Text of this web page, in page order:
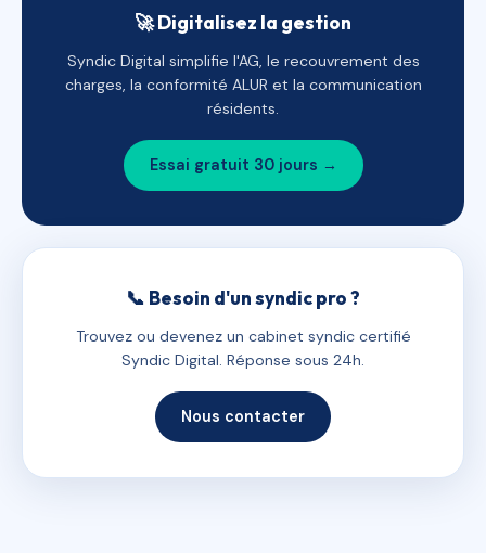
🚀 Digitalisez la gestion
Syndic Digital simplifie l'AG, le recouvrement des
charges, la conformité ALUR et la communication
résidents.
Essai gratuit 30 jours →
📞 Besoin d'un syndic pro ?
Trouvez ou devenez un cabinet syndic certifié
Syndic Digital. Réponse sous 24h.
Nous contacter